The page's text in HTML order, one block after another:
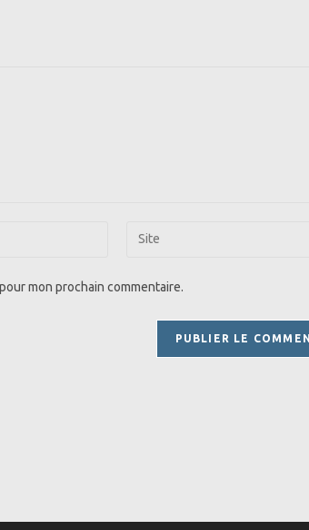
Saisir
(facultatif)
mon prochain commentaire.